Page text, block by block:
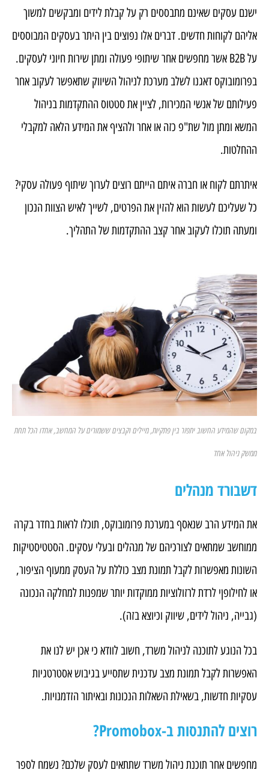
ישנם עסקים שאינם מתבססים רק על קבלת לידים ומבקשים למשוך
אליהם לקוחות חדשים. דברים אלו נפוצים בין היתר בעסקים המבוססים
על B2B אשר מחפשים אחר שיתופי פעולה ומתן שירות חיוני לעסקים.
בפרומובוקס דאגנו לשלב מערכת לניהול השיווק שתאפשר לעקוב אחר
פעילותם של אנשי המכירות, לציין את סטטוס ההתקדמות בניהול
המשא ומתן מול שת"פ כזה או אחר ולהציף את המידע הלאה למקבלי
ההחלטות.
איתרתם לקוח או חברה איתם הייתם רוצים לערוך שיתוף פעולה עסקי?
כל שעליכם לעשות הוא להזין את הפרטים, לשייך לאיש הצוות הנכון
ומעתה תוכלו לעקוב אחר קצב ההתקדמות של התהליך.
במקום שהמידע החשוב יתפזר בין פתקיות, מיילים וקבצים ששמורים על המחשב, אחדו הכל תחת
ממשק ניהול אחד
דשבורד מנהלים
את המידע הרב שנאסף במערכת פרומובוקס, תוכלו לראות בחדר בקרה
ממוחשב שמתאים לצורכיהם של מנהלים ובעלי עסקים. הסטטיסטיקות
השונות מאפשרות לקבל תמונת מצב כוללת על העסק ממעוף הציפור,
או לחילופןי לרדת לרזולוציות ממוקדות יותר שמפנות למחלקה הנכונה
(גבייה, ניהול לידים, שיווק וכיוצא בזה).
בכל הנוגע לתוכנה לניהול משרד, חשוב לוודא כי אכן יש לנו את
האפשרות לקבל תמונת מצב עדכנית שתסייע בגיבוש אסטרטגיות
עסקיות חדשות, בשאילת השאלות הנכונות ובאיתור הזדמנויות.
רוצים להתנסות ב-Promobox?
מחפשים אחר תוכנת ניהול משרד שתתאים לעסק שלכם? נשמח לספר